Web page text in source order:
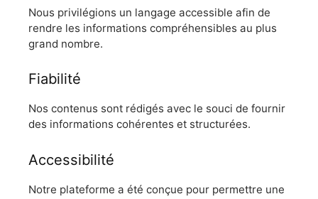
Nous privilégions un langage accessible afin de
rendre les informations compréhensibles au plus
grand nombre.
Fiabilité
Nos contenus sont rédigés avec le souci de fournir
des informations cohérentes et structurées.
Accessibilité
Notre plateforme a été conçue pour permettre une